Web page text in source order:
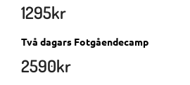
1295kr
Två dagars Fotgåendecamp
2590kr